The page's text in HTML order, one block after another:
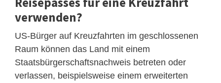
verwenden?
US-Bürger auf Kreuzfahrten im geschlossenen
Raum können das Land mit einem
Staatsbürgerschaftsnachweis betreten oder
verlassen, beispielsweise einem erweiterten